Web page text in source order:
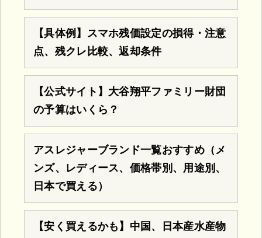
【具体例】スマホ残価設定の損得・注意
点、残クレ比較、返却条件
【公式サイト】大谷翔平ファミリー財団
の予算はいくら？
アスレジャーブランド一覧おすすめ（メ
ンズ、レディース、価格帯別、用途別、
日本で買える）
【安く買えるかも】中国、日本産水産物